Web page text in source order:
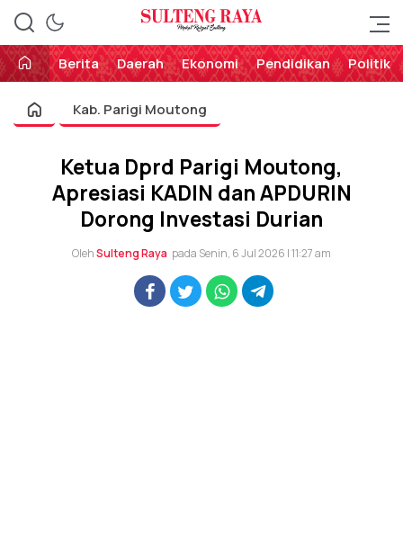
Sulteng Raya
Perekat Rakyat Sulteng
Berita
Daerah Ekonomi Pendidikan Politik
Kab. Parigi Moutong
Ketua Dprd Parigi Moutong,
Apresiasi KADIN dan APDURIN
Dorong Investasi Durian
OlehSulteng Raya pada Senin, 6 Jul 2026 | 11:27 am